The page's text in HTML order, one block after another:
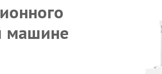
машине